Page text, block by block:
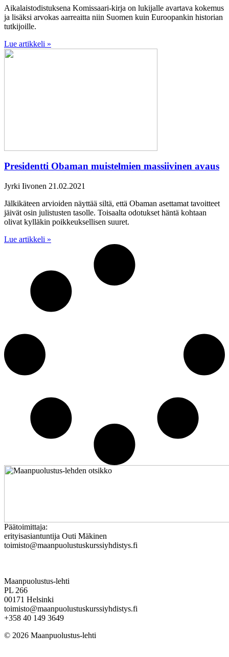
Aikalaistodistuksena Komissaari-kirja on lukijalle avartava kokemus
ja lisäksi arvokas aarreaitta niin Suomen kuin Euroopankin historian
tutkijoille.
Lue artikkeli »
Presidentti Obaman muistelmien massiivinen avaus
Jyrki Iivonen 21.02.2021
Jälkikäteen arvioiden näyttää siltä, että Obaman asettamat tavoitteet
jäivät osin julistusten tasolle. Toisaalta odotukset häntä kohtaan
olivat kylläkin poikkeuksellisen suuret.
Lue artikkeli »
Päätoimittaja:
erityisasiantuntija Outi Mäkinen
toimisto@maanpuolustuskurssiyhdistys.fi
Maanpuolustus-lehti
PL 266
00171 Helsinki
toimisto@maanpuolustuskurssiyhdistys.fi
+358 40 149 3649
© 2026 Maanpuolustus-lehti